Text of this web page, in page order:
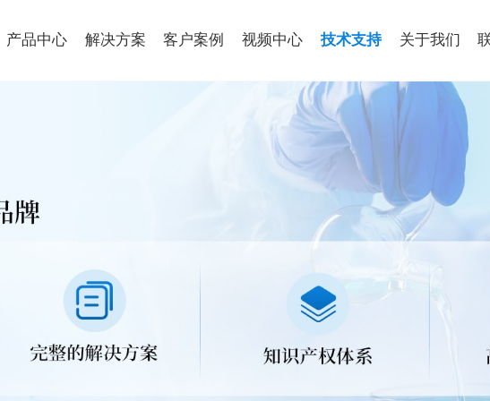
产品中心 解决方案 客户案例 视频中心 技术支持 关于我们